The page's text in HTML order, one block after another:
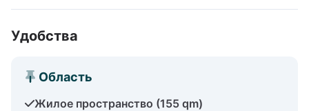
Удобства
Область
Жилое пространство (155 qm)